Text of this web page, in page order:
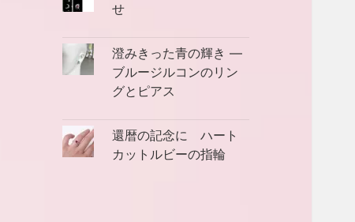
せ
澄みきった青の輝き ―
ブルージルコンのリン
グとピアス
還暦の記念に ハート
カットルビーの指輪